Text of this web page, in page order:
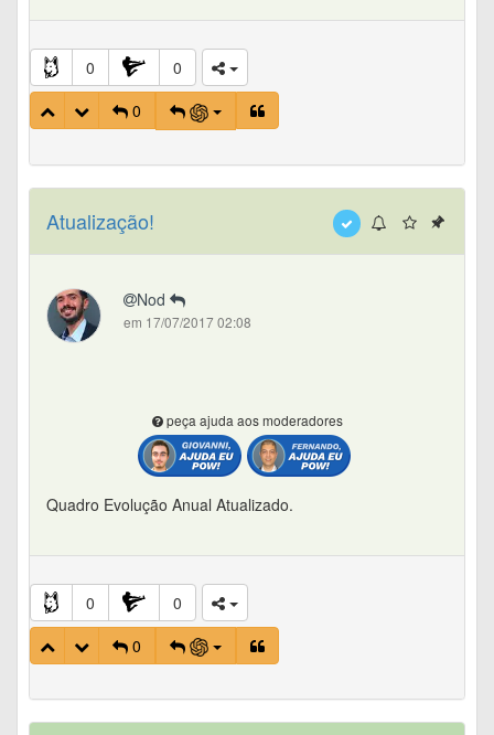
0
0
0
Atualização!
Nod
em 17/07/2017 02:08
peça ajuda aos moderadores
Quadro Evolução Anual Atualizado.
0
0
0